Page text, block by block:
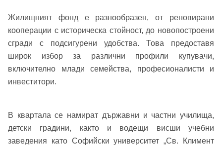
Вход Регистрация
Жилищният фонд е разнообразен, от реновирани
кооперации с историческа стойност, до новопостроени
сгради с подсигурени удобства. Това предоставя
широк избор за различни профили купувачи,
включително млади семейства, професионалисти и
инвеститори.
В квартала се намират държавни и частни училища,
детски градини, както и водещи висши учебни
заведения като Софийски университет „Св. Климент